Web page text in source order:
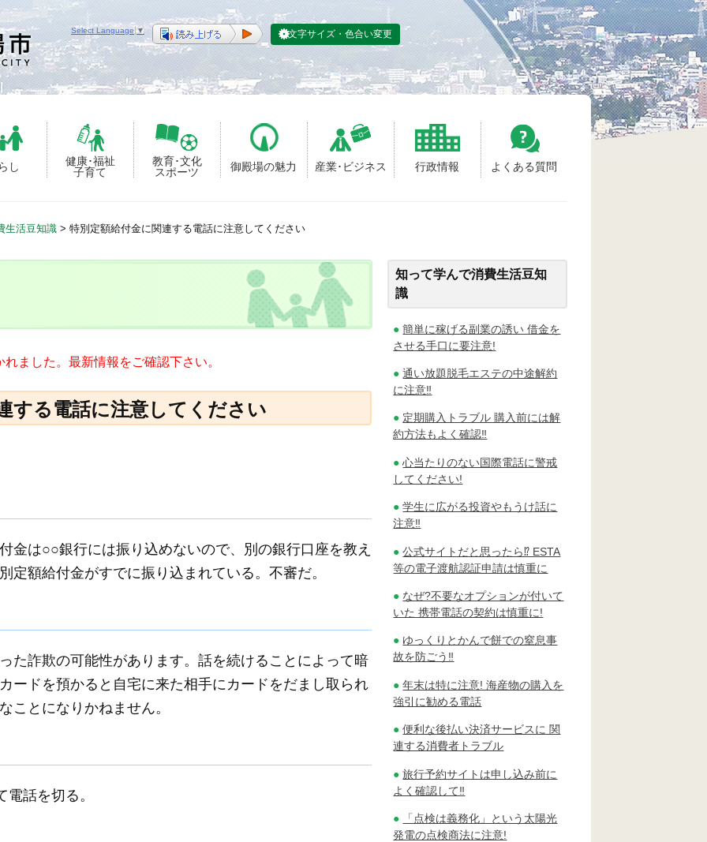
し
健康･福祉
子育て
教育･文化
スポーツ
御殿場の魅力 産業･ビジネス 行政情報 よくある質問
Select Language ▼ 文字サイズ・色合い変更
生活豆知識 > 特別定額給付金に関連する電話に注意してください
ました。最新情報をご確認下さい。
する電話に注意してください
金は○○銀行には振り込めないので、別の銀行口座を教え
定額給付金がすでに振り込まれている。不審だ。
た詐欺の可能性があります。話を続けることによって暗
ードを預かると自宅に来た相手にカードをだまし取られ
ことになりかねません。
話を切る。
知って学んで消費生活豆知
識
簡単に稼げる副業の誘い 借金を
させる手口に要注意!
通い放題脱毛エステの中途解約
に注意‼
定期購入トラブル 購入前には解
約方法もよく確認‼
心当たりのない国際電話に警戒
してください!
学生に広がる投資やもうけ話に
注意‼
公式サイトだと思ったら⁉ ESTA
等の電子渡航認証申請は慎重に
なぜ?不要なオプションが付いて
いた 携帯電話の契約は慎重に!
ゆっくりとかんで餅での窒息事
故を防ごう‼
年末は特に注意! 海産物の購入を
強引に勧める電話
便利な後払い決済サービスに 関
連する消費者トラブル
旅行予約サイトは申し込み前に
よく確認して‼
「点検は義務化」という太陽光
発電の点検商法に注意!